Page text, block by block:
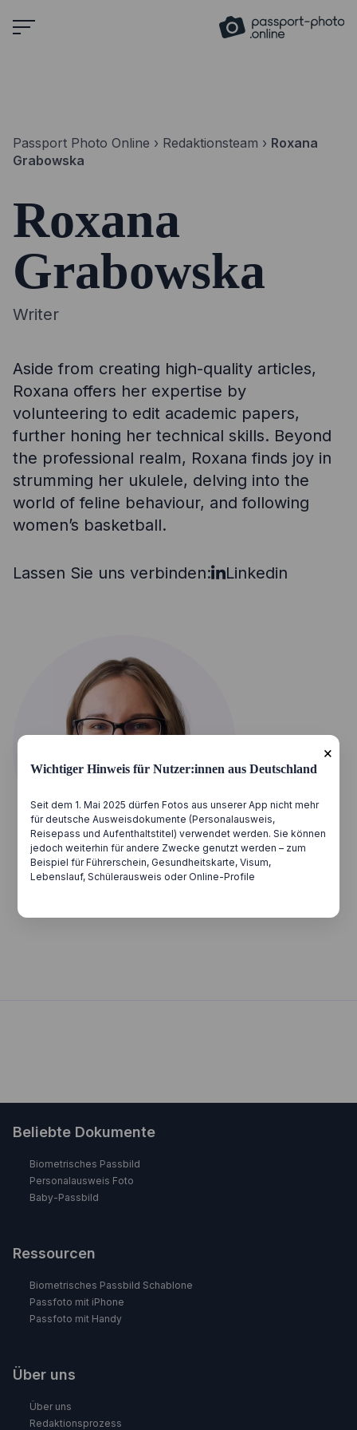
to
Passport Photo Online › Redaktionsteam › Roxana
Grabowska
Roxana
Grabowska
Writer
Aside from creating high-quality articles,
Roxana offers her expertise by
volunteering to edit academic papers,
further honing her technical skills. Beyond
the professional realm, Roxana finds joy in
strumming her ukulele, delving into the
world of feline behaviour, and following
women’s basketball.
Lassen Sie uns verbinden: Linkedin
Beliebte Dokumente
Biometrisches Passbild
Personalausweis Foto
Baby-Passbild
Ressourcen
Biometrisches Passbild Schablone
Passfoto mit iPhone
Passfoto mit Handy
Über uns
Über uns
Redaktionsprozess
×
Wichtiger Hinweis für Nutzer:innen aus Deutschland
Seit dem 1. Mai 2025 dürfen Fotos aus unserer App nicht mehr
für deutsche Ausweisdokumente (Personalausweis,
Reisepass und Aufenthaltstitel) verwendet werden. Sie können
jedoch weiterhin für andere Zwecke genutzt werden – zum
Beispiel für Führerschein, Gesundheitskarte, Visum,
Lebenslauf, Schülerausweis oder Online-Profile